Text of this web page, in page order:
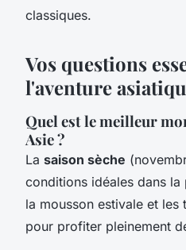
classiques.
Vos questions
l'aventure
Quel est le meilleur
Asie ?
La saison sèche
conditions idéales dans
la mousson estivale et les
pour profiter pleinement